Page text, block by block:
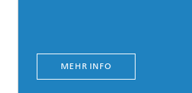
MEHR INFO